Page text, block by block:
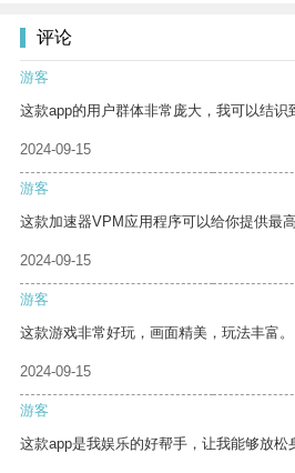
评论
游客
这款app的用户群体非常庞大，我可以结识
2024-09-15
游客
这款加速器VPM应用程序可以给你提供最
2024-09-15
游客
这款游戏非常好玩，画面精美，玩法丰富。
2024-09-15
游客
这款app是我娱乐的好帮手，让我能够放松